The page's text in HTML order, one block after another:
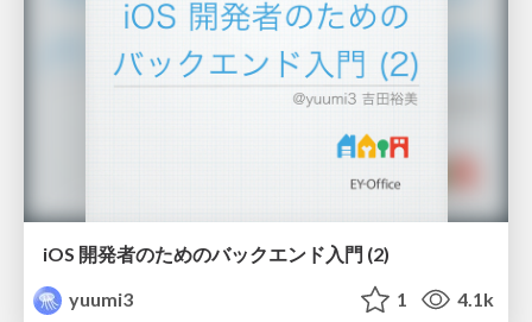
iOS 開発者のためのバックエンド入門 (2)
yuumi3
1 4.1k